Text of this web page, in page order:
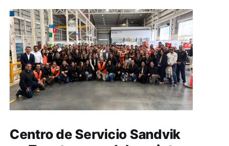
Centro de Servicio Sandvik